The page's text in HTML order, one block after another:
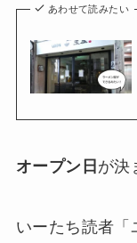
あわせて読みたい
オープン日 が決
いーたち読者「